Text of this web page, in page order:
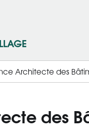
Architecte des
des